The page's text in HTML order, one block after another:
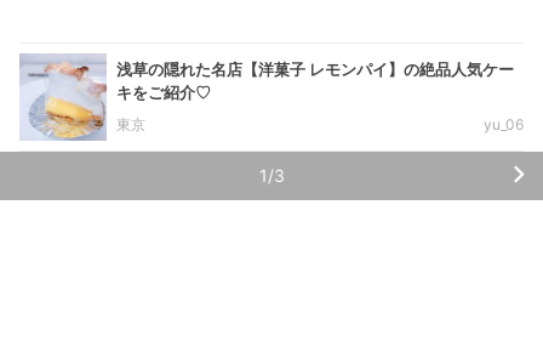
浅草の隠れた名店【洋菓子 レモンパイ】の絶品人気ケー
キをご紹介♡
東京
yu_06
1/3